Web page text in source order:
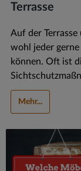
Terrasse
Auf der
wohl jeder
können. Oft ist
Mehr...